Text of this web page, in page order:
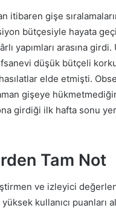
itibaren gişe
bütçesiyle hayata
yapımları arasına
düşük bütçeli
elde etmişti.
gişeye
girdiği ilk hafta sonu
Tam Not
ve izleyici
kullanıcı puanları